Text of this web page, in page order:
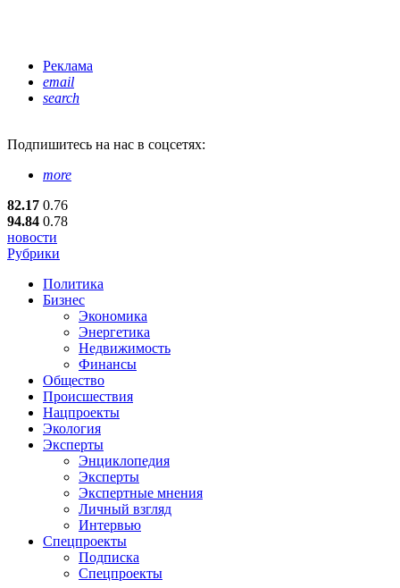
Реклама
email
search
Подпишитесь на нас в соцсетях:
more
82.17 0.76
94.84 0.78
новости
Рубрики
Политика
Бизнес
Экономика
Энергетика
Недвижимость
Финансы
Общество
Происшествия
Нацпроекты
Экология
Эксперты
Энциклопедия
Эксперты
Экспертные мнения
Личный взгляд
Интервью
Спецпроекты
Подписка
Спецпроекты